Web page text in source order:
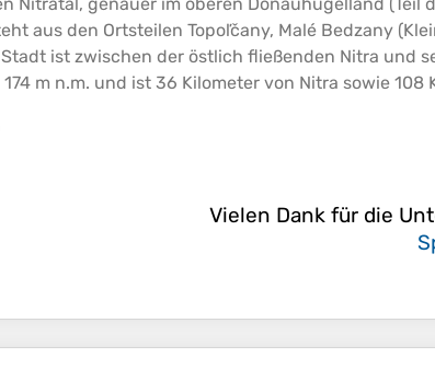
aus den Ortsteilen Topoľčany, Malé Bedzany
Stadt ist zwischen der östlich fließenden Nitra
174 m n.m. und ist 36 Kilometer von Nitra sowie
Vielen Dank für die